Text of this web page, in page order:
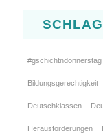
#gschichtndonnerstag
Bildungsgerechtigkeit
Deutschklassen
Herausforderungen